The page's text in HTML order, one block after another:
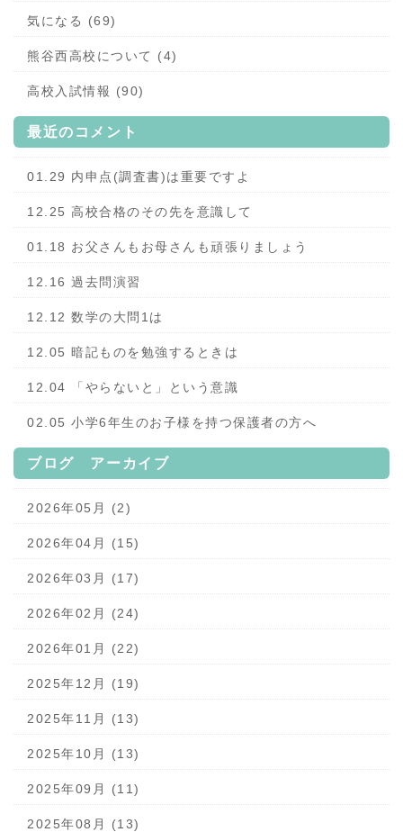
気になる (69)
熊谷西高校について (4)
高校入試情報 (90)
最近のコメント
01.29 内申点(調査書)は重要ですよ
12.25 高校合格のその先を意識して
01.18 お父さんもお母さんも頑張りましょう
12.16 過去問演習
12.12 数学の大問1は
12.05 暗記ものを勉強するときは
12.04 「やらないと」という意識
02.05 小学6年生のお子様を持つ保護者の方へ
ブログ アーカイブ
2026年05月 (2)
2026年04月 (15)
2026年03月 (17)
2026年02月 (24)
2026年01月 (22)
2025年12月 (19)
2025年11月 (13)
2025年10月 (13)
2025年09月 (11)
2025年08月 (13)